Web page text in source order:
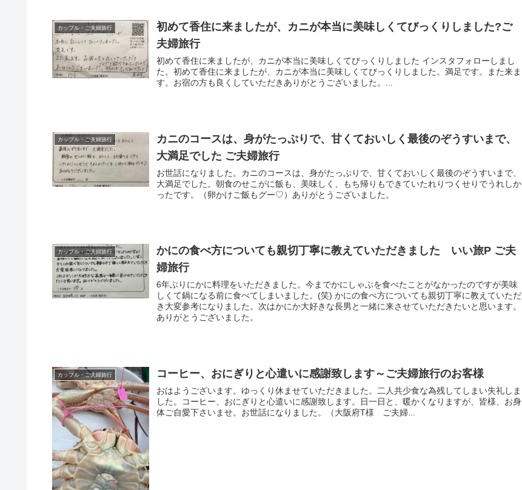
カップル・ご夫婦旅行
初めて香住に来ましたが、カニが本当に美味しくてびっくりしました?ご
夫婦旅行
初めて香住に来ましたが、カニが本当に美味しくてびっくりしました インスタフォローしまし
た。初めて香住に来ましたが、カニが本当に美味しくてびっくりしました。満足です。また来ま
す。お宿の方も良くしていただきありがとうございました。...
カップル・ご夫婦旅行
カニのコースは、身がたっぷりで、甘くておいしく最後のぞうすいまで、
大満足でした ご夫婦旅行
お世話になりました。カニのコースは、身がたっぷりで、甘くておいしく最後のぞうすいまで、
大満足でした。朝食のせこがに飯も、美味しく、もち帰りもできていたれりつくせりでうれしか
ったです。（卵かけご飯もグー♡）ありがとうございました。
カップル・ご夫婦旅行
かにの食べ方についても親切丁寧に教えていただきました いい旅P ご夫
婦旅行
6年ぶりにかに料理をいただきました。今までかにしゃぶを食べたことがなかったのですが美味
しくて鍋になる前に食べてしまいました。(笑) かにの食べ方についても親切丁寧に教えていただ
き大変参考になりました。次はかにか大好きな長男と一緒に来させていただきたいと思います。
ありがとうございました。
カップル・ご夫婦旅行 コーヒー、おにぎりと心遣いに感謝致します～ご夫婦旅行のお客様
おはようございます。ゆっくり休ませていただきました。二人共少食な為残してしまい失礼しま
した。コーヒー、おにぎりと心遣いに感謝致します。日一日と、暖かくなりますが、皆様、お身
体ご自愛下さいませ。お世話になりました。（大阪府T様 ご夫婦...